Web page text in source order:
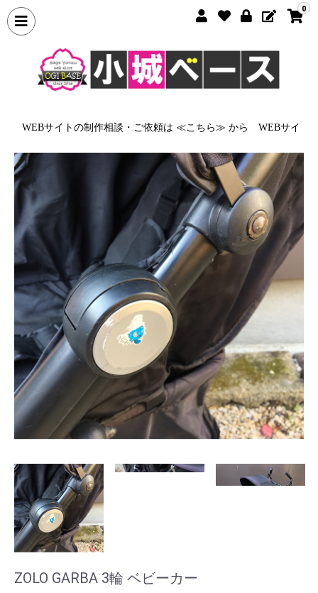
0
WEBサイトの制作相談・ご依頼は ≪こちら≫ から WEBサイト
ZOLO GARBA 3輪 ベビーカー